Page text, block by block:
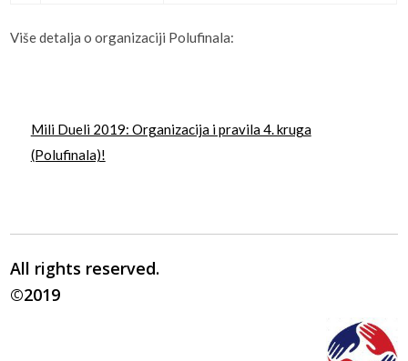
Više detalja o organizaciji Polufinala:
Mili Dueli 2019: Organizacija i pravila 4. kruga
(Polufinala)!
All rights reserved.
©2019